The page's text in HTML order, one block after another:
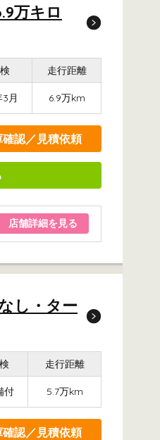
万キロ
走行距離
3月 6.9万km
確認／見積依頼
店舗詳細を見る
し・ター
走行距離
付 5.7万km
確認／見積依頼